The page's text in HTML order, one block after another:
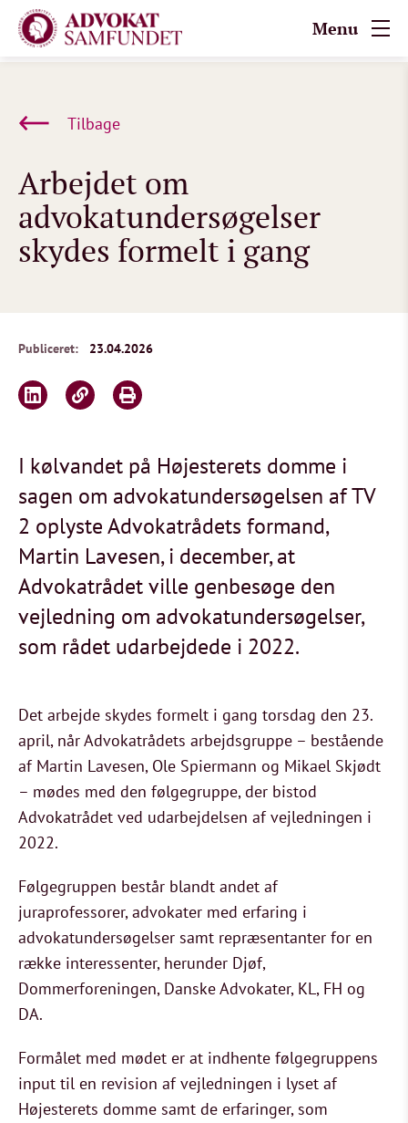
Menu
Tilbage
Arbejdet om
advokatundersøgelser
skydes formelt i gang
Publiceret: 23.04.2026
I kølvandet på Højesterets domme i
sagen om advokatundersøgelsen af TV
2 oplyste Advokatrådets formand,
Martin Lavesen, i december, at
Advokatrådet ville genbesøge den
vejledning om advokatundersøgelser,
som rådet udarbejdede i 2022.
Det arbejde skydes formelt i gang torsdag den 23.
april, når Advokatrådets arbejdsgruppe – bestående
af Martin Lavesen, Ole Spiermann og Mikael Skjødt
– mødes med den følgegruppe, der bistod
Advokatrådet ved udarbejdelsen af vejledningen i
2022.
Følgegruppen består blandt andet af
juraprofessorer, advokater med erfaring i
advokatundersøgelser samt repræsentanter for en
række interessenter, herunder Djøf,
Dommerforeningen, Danske Advokater, KL, FH og
DA.
Formålet med mødet er at indhente følgegruppens
input til en revision af vejledningen i lyset af
Højesterets domme samt de erfaringer, som